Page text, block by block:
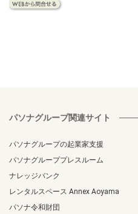
パソナグループ関連サイト
パソナグループの起業家支援
パソナグループプレスルーム
ナレッジバンク
レンタルスペース Annex Aoyama
パソナ令和財団